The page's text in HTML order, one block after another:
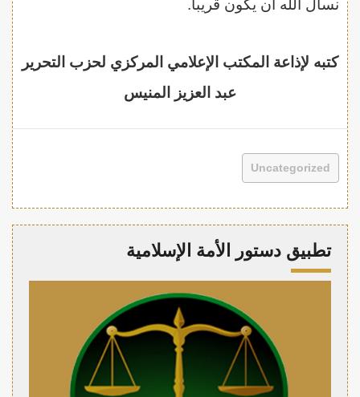
نسأل الله أن يكون قريبا.
كتبه لإذاعة المكتب الإعلامي المركزي لحزب التحرير
عبد العزيز المنيس
Uncategorized
تطبيق دستور الأمة الإسلامية